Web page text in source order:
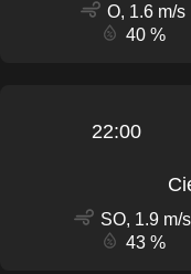
O, 1.6 m/s
40 %
22:00
SO, 1.9 m/s
43 %